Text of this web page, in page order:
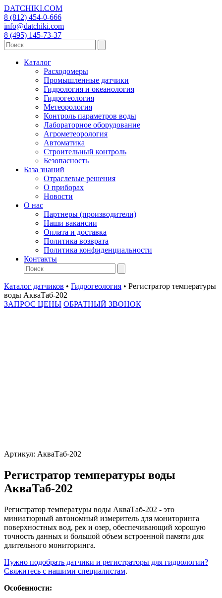
DATCHIKI.COM
8 (812) 454-0-666
info@datchiki.com
8 (495) 145-73-37
Каталог
Расходомеры
Промышленные датчики
Гидрология и океанология
Гидрогеология
Метеорология
Контроль параметров воды
Лабораторное оборудование
Агрометеорология
Автоматика
Строительный контроль
Безопасность
База знаний
Отраслевые решения
О приборах
Новости
О нас
Партнеры (производители)
Наши вакансии
Оплата и доставка
Политика возврата
Политика конфиденциальности
Контакты
Каталог датчиков • Гидрогеология • Регистратор температуры
воды АкваТаб-202
ЗАПРОС ЦЕНЫ ОБРАТНЫЙ ЗВОНОК
Артикул: АкваТаб-202
Регистратор температуры воды
АкваТаб-202
Регистратор температуры воды АкваТаб-202 - это
миниатюрный автономный измеритель для мониторинга
поверхностных вод, рек и озер, обеспечивающий хорошую
точность данных и большой объем встроенной памяти для
длительного мониторинга.
Нужно подобрать датчики и регистраторы для гидрологии?
Свяжитесь с нашими специалистам.
Особенности: